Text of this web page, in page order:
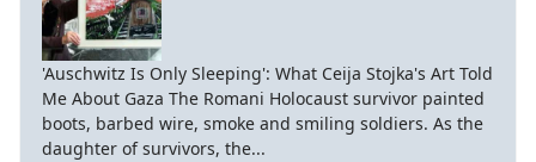
'Auschwitz Is Only Sleeping': What Ceija Stojka's Art Told
Me About Gaza The Romani Holocaust survivor painted
boots, barbed wire, smoke and smiling soldiers. As the
daughter of survivors, the...